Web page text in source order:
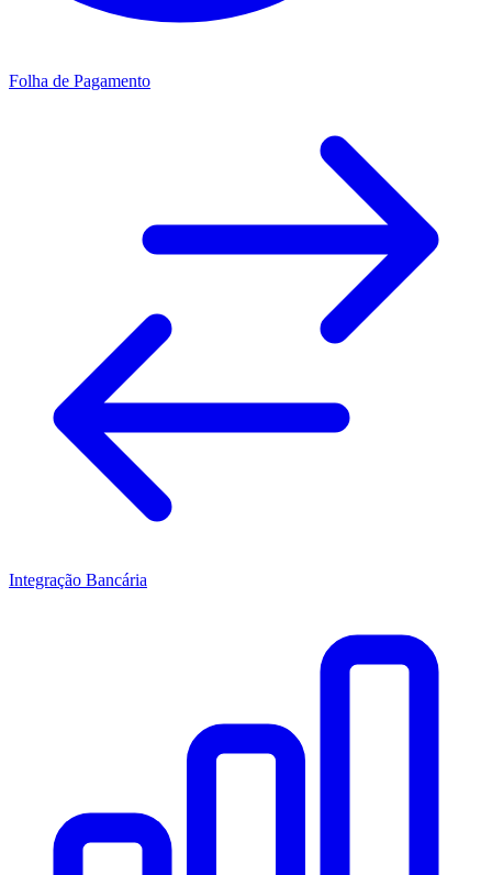
Folha de Pagamento
Integração Bancária